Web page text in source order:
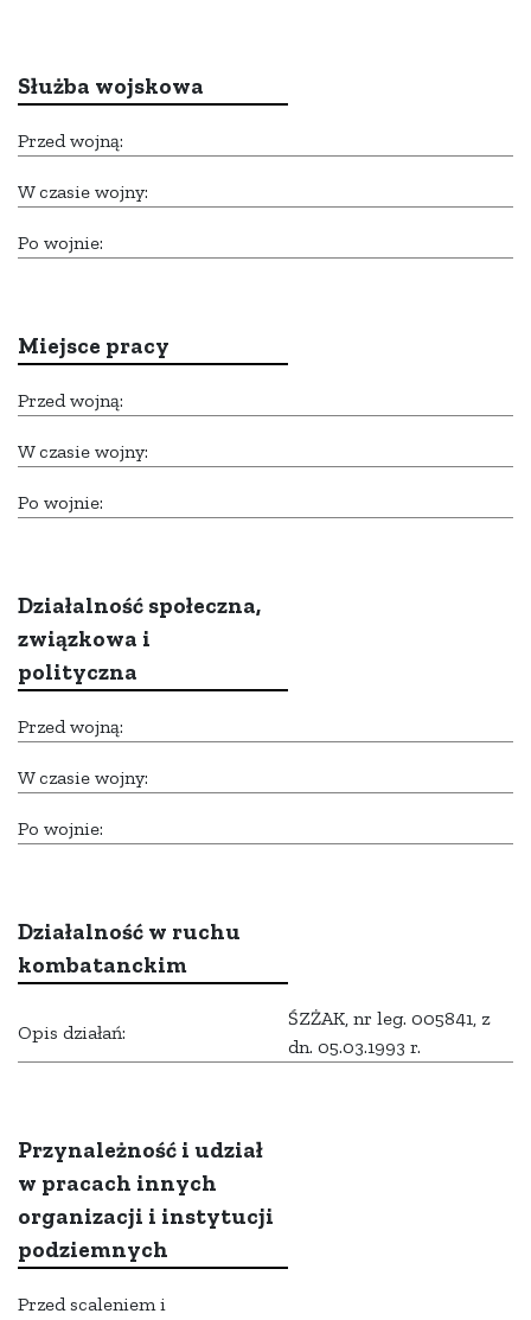
Służba wojskowa
Przed wojną:
W czasie wojny:
Po wojnie:
Miejsce pracy
Przed wojną:
W czasie wojny:
Po wojnie:
Działalność społeczna,
związkowa i
polityczna
Przed wojną:
W czasie wojny:
Po wojnie:
Działalność w ruchu
kombatanckim
Opis działań:
ŚZŻAK, nr leg. 005841, z
dn. 05.03.1993 r.
Przynależność i udział
w pracach innych
organizacji i instytucji
podziemnych
Przed scaleniem i